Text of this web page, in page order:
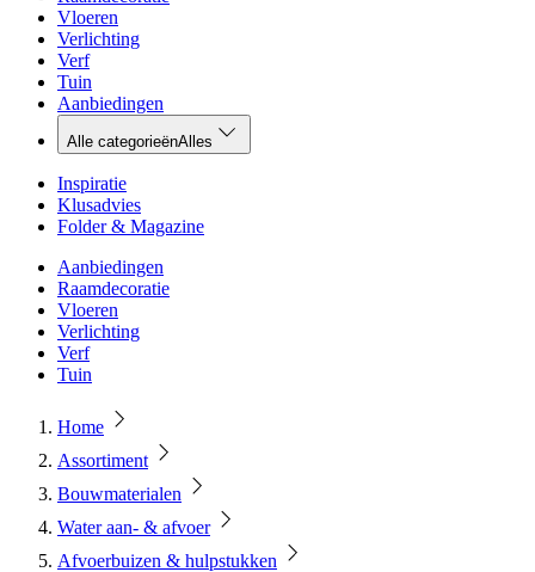
Vloeren
Verlichting
Verf
Tuin
Aanbiedingen
Alle categorieënAlles
Inspiratie
Klusadvies
Folder & Magazine
Aanbiedingen
Raamdecoratie
Vloeren
Verlichting
Verf
Tuin
Home
Assortiment
Bouwmaterialen
Water aan- & afvoer
Afvoerbuizen & hulpstukken